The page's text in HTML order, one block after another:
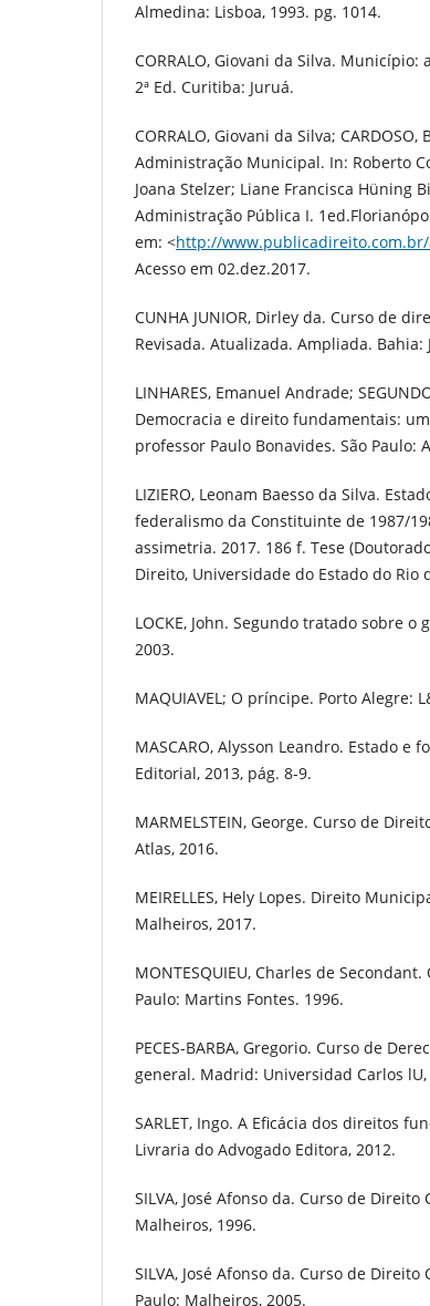
Almedina: Lisboa, 1993. pg. 1014.
CORRALO, Giovani da Silva.
2ª Ed. Curitiba: Juruá.
CORRALO, Giovani da Silva;
Administração Municipal. In: Roberto
Joana Stelzer; Liane Francisca Hüning
Administração Pública I.
em: <http://www.publicadireito.com.br/
Acesso em 02.dez.2017.
CUNHA JUNIOR, Dirley da. Curso de
Revisada. Atualizada. Ampliada. Bahia:
LINHARES, Emanuel Andrade;
Democracia e direito fundamentais:
professor Paulo Bonavides. São Paulo:
LIZIERO, Leonam Baesso da Silva.
federalismo da Constituinte de 1987/
assimetria. 2017. 186 f. Tese
Direito, Universidade do Estado do Rio
LOCKE, John. Segundo tratado sobre o
2003.
MAQUIAVEL; O príncipe. Porto Alegre:
MASCARO, Alysson Leandro. Estado e
Editorial, 2013, pág. 8-9.
MARMELSTEIN, George. Curso de
Atlas, 2016.
MEIRELLES, Hely Lopes. Direito
Malheiros, 2017.
MONTESQUIEU, Charles de
Paulo: Martins Fontes. 1996.
PECES-BARBA, Gregorio. Curso de
general. Madrid: Universidad Carlos lU,
SARLET, Ingo. A Eficácia dos direitos
Livraria do Advogado Editora, 2012.
SILVA, José Afonso da. Curso de
Malheiros, 1996.
SILVA, José Afonso da. Curso de
Paulo: Malheiros, 2005.